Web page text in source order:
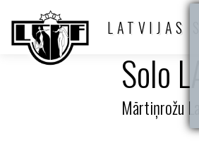
LATVIJAS
Solo
Mārtiņrožu